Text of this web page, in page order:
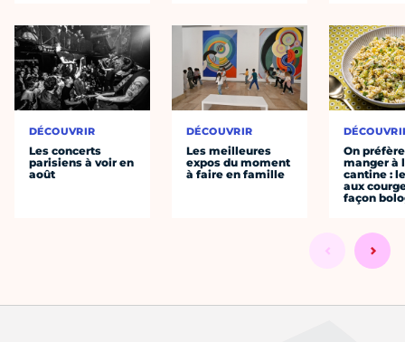
DÉCOUVRIR
Les concerts
parisiens à voir en
août
DÉCOUVRIR
Les meilleures
expos du moment
à faire en famille
On préfère
manger à
cantine :
aux
façon